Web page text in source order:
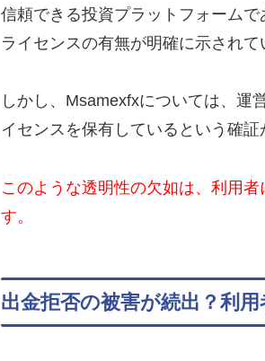
信頼できる投資プラットフォーム
ライセンスの有無が明確に示されて
しかし、Msamexfxについては、運
イセンスを保有しているという確証
このような透明性の欠如は、利用
す。
出金拒否の被害が続出？利